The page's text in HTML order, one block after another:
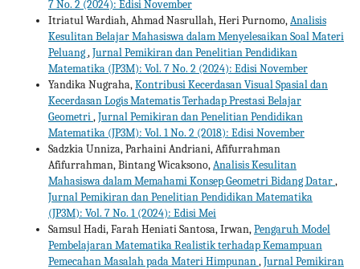
7 No. 2 (2024): Edisi November
Itriatul Wardiah, Ahmad Nasrullah, Heri Purnomo,Analisis
Kesulitan Belajar Mahasiswa dalam Menyelesaikan Soal Materi
Peluang,Jurnal Pemikiran dan Penelitian Pendidikan
Matematika (JP3M): Vol. 7 No. 2 (2024): Edisi November
Yandika Nugraha,Kontribusi Kecerdasan Visual Spasial dan
Kecerdasan Logis Matematis Terhadap Prestasi Belajar
Geometri,Jurnal Pemikiran dan Penelitian Pendidikan
Matematika (JP3M): Vol. 1 No. 2 (2018): Edisi November
Sadzkia Unniza, Parhaini Andriani, Afifurrahman
Afifurrahman, Bintang Wicaksono,Analisis Kesulitan
Mahasiswa dalam Memahami Konsep Geometri Bidang Datar,
Jurnal Pemikiran dan Penelitian Pendidikan Matematika
(JP3M): Vol. 7 No. 1 (2024): Edisi Mei
Samsul Hadi, Farah Heniati Santosa, Irwan,Pengaruh Model
Pembelajaran Matematika Realistik terhadap Kemampuan
Pemecahan Masalah pada Materi Himpunan,Jurnal Pemikiran